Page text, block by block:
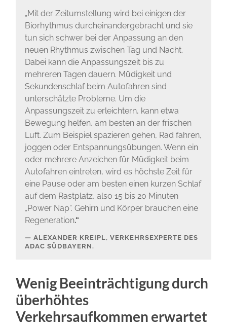
„Mit der Zeitumstellung wird bei einigen der
Biorhythmus durcheinandergebracht und sie
tun sich schwer bei der Anpassung an den
neuen Rhythmus zwischen Tag und Nacht.
Dabei kann die Anpassungszeit bis zu
mehreren Tagen dauern. Müdigkeit und
Sekundenschlaf beim Autofahren sind
unterschätzte Probleme. Um die
Anpassungszeit zu erleichtern, kann etwa
Bewegung helfen, am besten an der frischen
Luft. Zum Beispiel spazieren gehen, Rad fahren,
joggen oder Entspannungsübungen. Wenn ein
oder mehrere Anzeichen für Müdigkeit beim
Autofahren eintreten, wird es höchste Zeit für
eine Pause oder am ­besten einen kurzen Schlaf
auf dem Rastplatz, also 15 bis 20 Minuten
„Power Nap“. Gehirn und Körper brauchen eine
Regeneration.“
ALEXANDER KREIPL, VERKEHRSEXPERTE DES
ADAC SÜDBAYERN.
Wenig Beeinträchtigung durch
überhöhtes
Verkehrsaufkommen erwartet